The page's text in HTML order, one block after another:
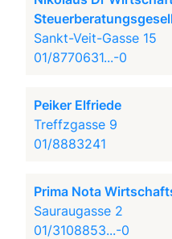
Sankt-Veit-Gasse 15
01/8770631...-0
Peiker Elfriede
Treffzgasse 9
01/8883241
Prima Nota
Sauraugasse 2
01/3108853...-0